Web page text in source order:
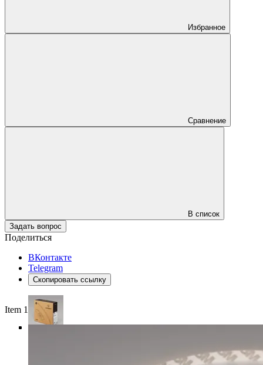
Избранное
Сравнение
В список
Задать вопрос
Поделиться
ВКонтакте
Telegram
Скопировать ссылку
Item 1 of 4